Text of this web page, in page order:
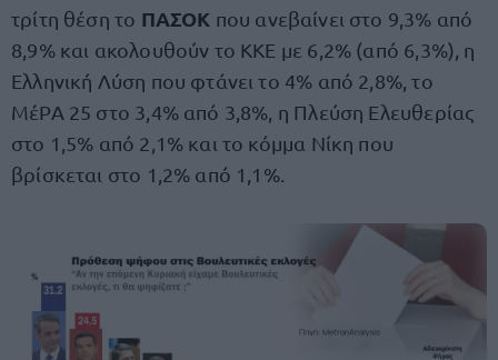
τρίτη θέση το ΠΑΣΟΚ που ανεβαίνει στο 9,3% από
8,9% και ακολουθούν το ΚΚΕ με 6,2% (από 6,3%), η
Ελληνική Λύση που φτάνει το 4% από 2,8%, το
ΜέΡΑ 25 στο 3,4% από 3,8%, η Πλεύση Ελευθερίας
στο 1,5% από 2,1% και το κόμμα Νίκη που
βρίσκεται στο 1,2% από 1,1%.